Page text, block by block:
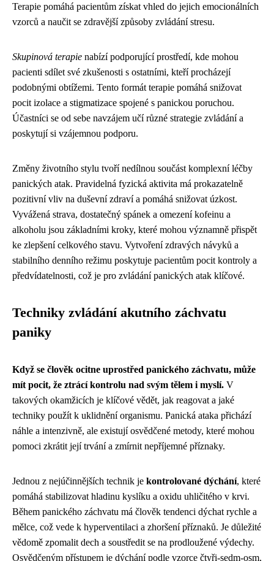
Terapie pomáhá pacientům získat vhled do jejich emocionálních
vzorců a naučit se zdravější způsoby zvládání stresu.
Skupinová terapie nabízí podporující prostředí, kde mohou
pacienti sdílet své zkušenosti s ostatními, kteří procházejí
podobnými obtížemi. Tento formát terapie pomáhá snižovat
pocit izolace a stigmatizace spojené s panickou poruchou.
Účastníci se od sebe navzájem učí různé strategie zvládání a
poskytují si vzájemnou podporu.
Změny životního stylu tvoří nedílnou součást komplexní léčby
panických atak. Pravidelná fyzická aktivita má prokazatelně
pozitivní vliv na duševní zdraví a pomáhá snižovat úzkost.
Vyvážená strava, dostatečný spánek a omezení kofeinu a
alkoholu jsou základními kroky, které mohou významně přispět
ke zlepšení celkového stavu. Vytvoření zdravých návyků a
stabilního denního režimu poskytuje pacientům pocit kontroly a
předvídatelnosti, což je pro zvládání panických atak klíčové.
Techniky zvládání akutního záchvatu
paniky
Když se člověk ocitne uprostřed panického záchvatu, může
mít pocit, že ztrácí kontrolu nad svým tělem i myslí. V
takových okamžicích je klíčové vědět, jak reagovat a jaké
techniky použít k uklidnění organismu. Panická ataka přichází
náhle a intenzivně, ale existují osvědčené metody, které mohou
pomoci zkrátit její trvání a zmírnit nepříjemné příznaky.
Jednou z nejúčinnějších technik je kontrolované dýchání, které
pomáhá stabilizovat hladinu kyslíku a oxidu uhličitého v krvi.
Během panického záchvatu má člověk tendenci dýchat rychle a
mělce, což vede k hyperventilaci a zhoršení příznaků. Je důležité
vědomě zpomalit dech a soustředit se na prodloužené výdechy.
Osvědčeným přístupem je dýchání podle vzorce čtyři-sedm-osm,